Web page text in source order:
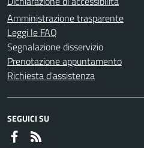
Amministrazione trasparente
Leggi le FAQ
Segnalazione disservizio
Prenotazione appuntamento
Richiesta d'assistenza
SEGUICI SU